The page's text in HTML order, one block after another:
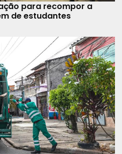
para recompor a
de estudantes